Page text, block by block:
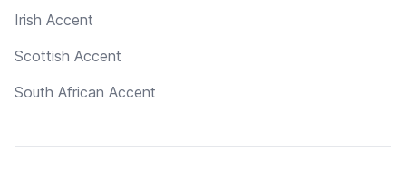
Irish Accent
Scottish Accent
South African Accent